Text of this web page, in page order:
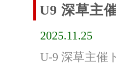
U9 深草主
2025.11.25
U-9 深草主催